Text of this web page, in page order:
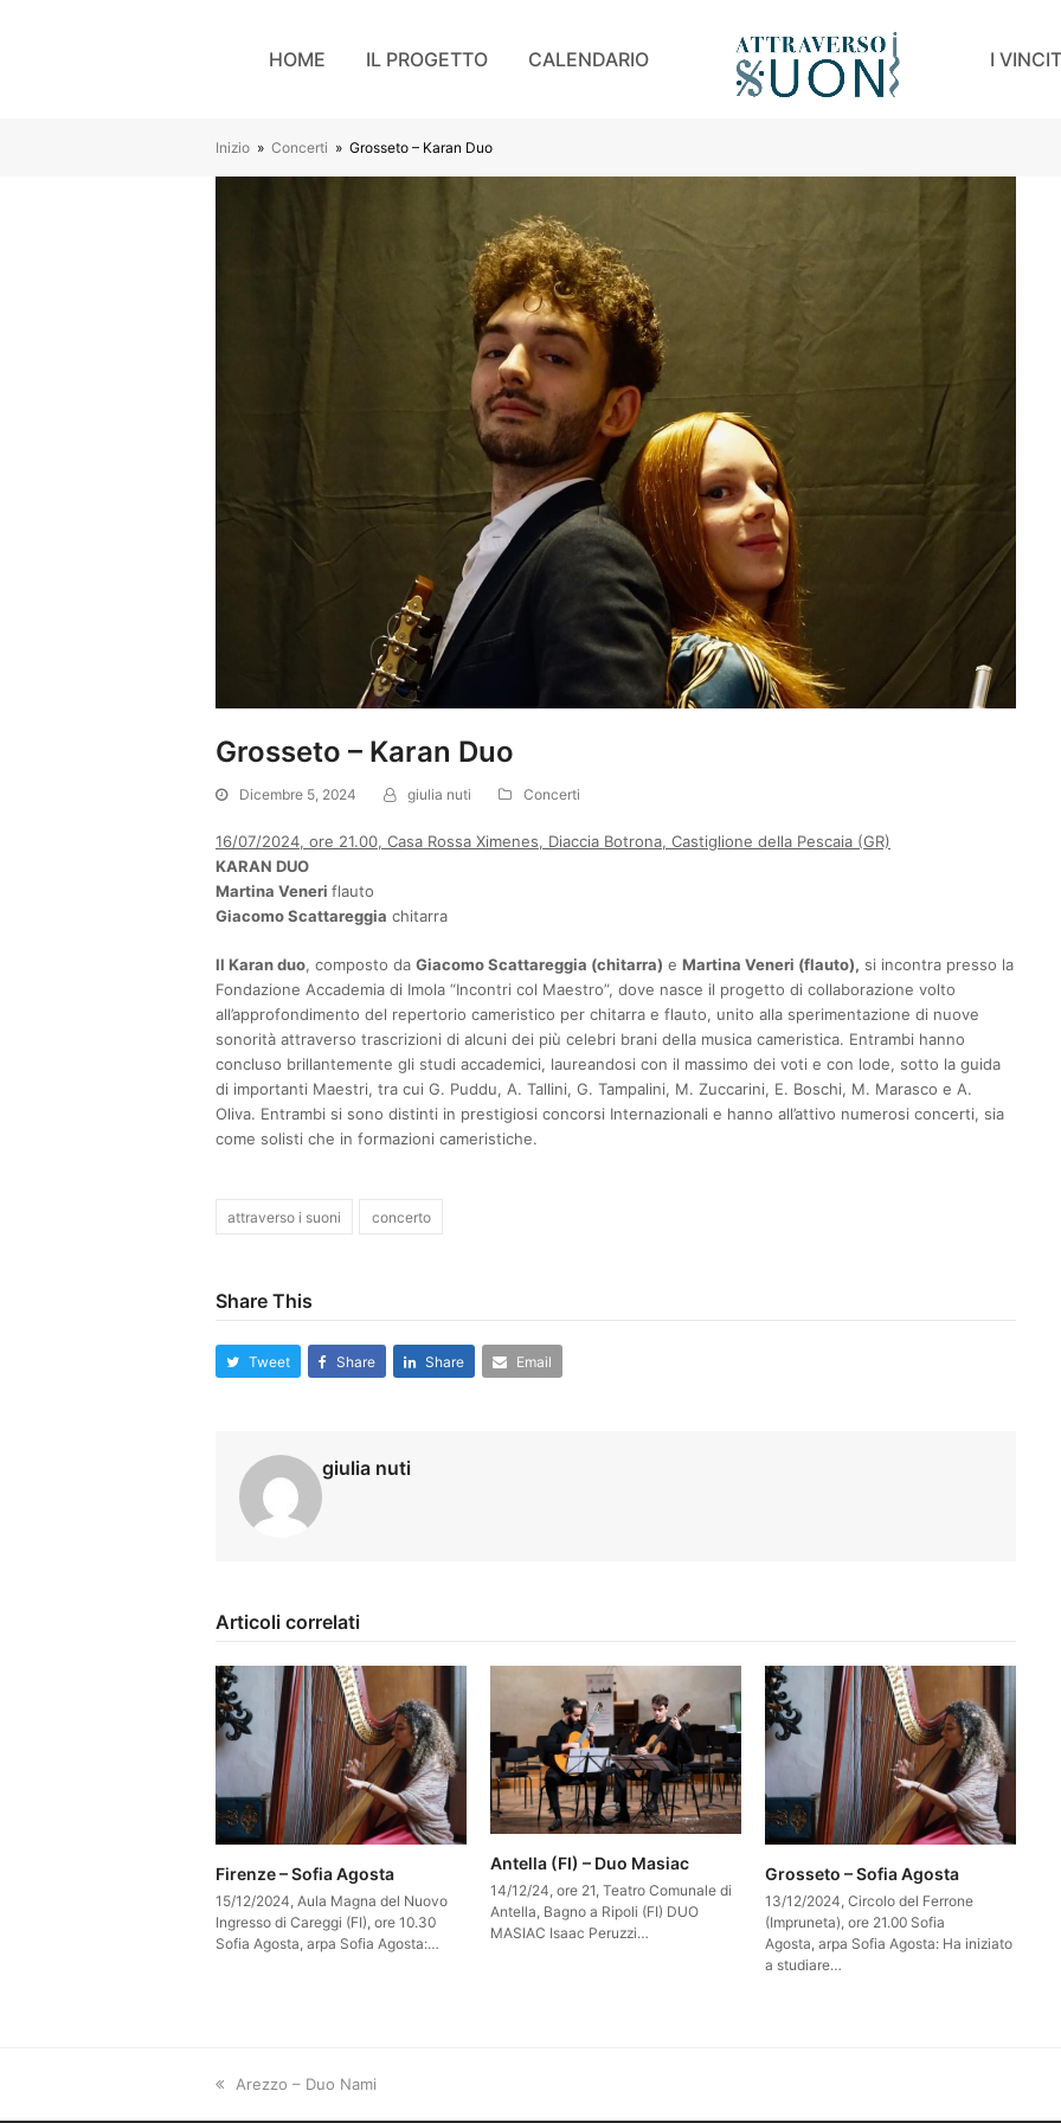
HOME IL PROGETTO CALENDARIO I
Inizio » Concerti » Grosseto – Karan Duo
Grosseto – Karan Duo
Dicembre 5, 2024 giulia nuti Concerti
16/07/2024, ore 21.00, Casa Rossa Ximenes, Diaccia Botrona, Castiglione della Pescaia (GR)
KARAN DUO
Martina Veneri flauto
Giacomo Scattareggia chitarra
Il Karan duo, composto da Giacomo Scattareggia (chitarra) e Martina Veneri (flauto), si incontra presso la
Fondazione Accademia di Imola “Incontri col Maestro”, dove nasce il progetto di collaborazione volto
all’approfondimento del repertorio cameristico per chitarra e flauto, unito alla sperimentazione di nuove
sonorità attraverso trascrizioni di alcuni dei più celebri brani della musica cameristica. Entrambi hanno
concluso brillantemente gli studi accademici, laureandosi con il massimo dei voti e con lode, sotto la guida
di importanti Maestri, tra cui G. Puddu, A. Tallini, G. Tampalini, M. Zuccarini, E. Boschi, M. Marasco e A.
Oliva. Entrambi si sono distinti in prestigiosi concorsi Internazionali e hanno all’attivo numerosi concerti, sia
come solisti che in formazioni cameristiche.
attraverso i suoni concerto
Share This
Tweet Share Share Email
giulia nuti
Articoli correlati
Firenze – Sofia Agosta
15/12/2024, Aula Magna del Nuovo
Ingresso di Careggi (FI), ore 10.30
Sofia Agosta, arpa Sofia Agosta:…
Antella (FI) – Duo Masiac
14/12/24, ore 21, Teatro Comunale di
Antella, Bagno a Ripoli (FI) DUO
MASIAC Isaac Peruzzi…
Grosseto – Sofia Agosta
13/12/2024, Circolo del Ferrone
(Impruneta), ore 21.00 Sofia
Agosta, arpa Sofia Agosta: Ha iniziato
a studiare…
previous
Arezzo – Duo Nami